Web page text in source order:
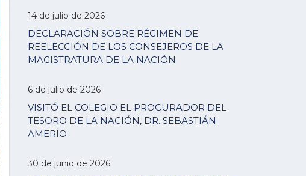
14 de julio de 2026
DECLARACIÓN SOBRE RÉGIMEN DE
REELECCIÓN DE LOS CONSEJEROS DE LA
MAGISTRATURA DE LA NACIÓN
6 de julio de 2026
VISITÓ EL COLEGIO EL PROCURADOR DEL
TESORO DE LA NACIÓN, DR. SEBASTIÁN
AMERIO
30 de junio de 2026